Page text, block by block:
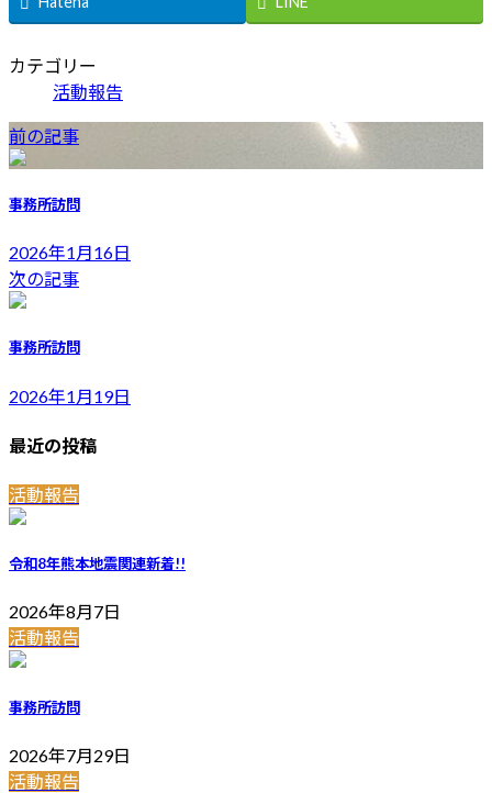
カテゴリー
活動報告
前の記事
事務所訪問
2026年1月16日
次の記事
事務所訪問
2026年1月19日
最近の投稿
活動報告
令和8年熊本地震関連新着!!
2026年8月7日
活動報告
事務所訪問
2026年7月29日
活動報告